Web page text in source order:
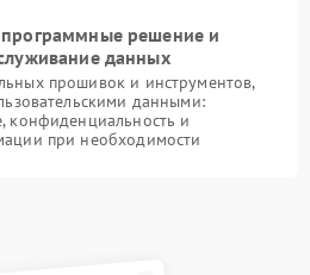
решение и
данных
прошивок и инструментов,
данными:
конфиденциальность и
при необходимости